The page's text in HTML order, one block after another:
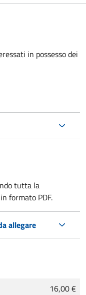
in possesso dei
tutta la
formato PDF.
allegare
16,00 €